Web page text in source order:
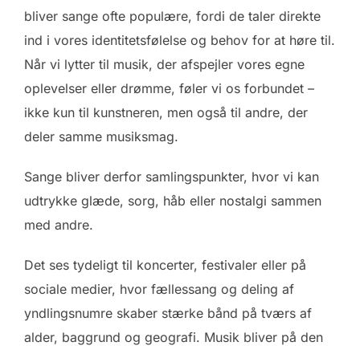
bliver sange ofte populære, fordi de taler direkte
ind i vores identitetsfølelse og behov for at høre til.
Når vi lytter til musik, der afspejler vores egne
oplevelser eller drømme, føler vi os forbundet –
ikke kun til kunstneren, men også til andre, der
deler samme musiksmag.
Sange bliver derfor samlingspunkter, hvor vi kan
udtrykke glæde, sorg, håb eller nostalgi sammen
med andre.
Det ses tydeligt til koncerter, festivaler eller på
sociale medier, hvor fællessang og deling af
yndlingsnumre skaber stærke bånd på tværs af
alder, baggrund og geografi. Musik bliver på den